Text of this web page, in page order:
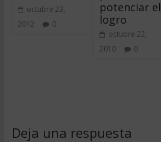
octubre 23,
2012
0
potenciar el
logro
octubre 22,
2010
0
Deja una respuesta